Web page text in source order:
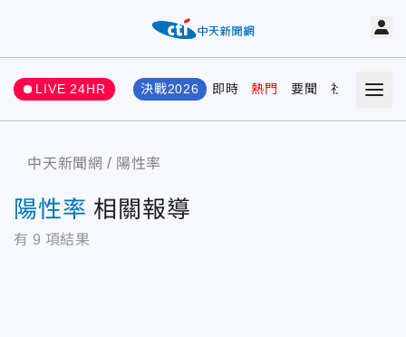
LIVE 24HR 決戰2026 即時 熱門 要聞 社會 娛樂
中天新聞網 陽性率
陽性率 相關報導
有 9 項結果